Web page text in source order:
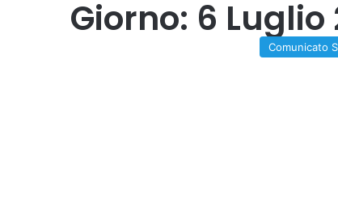
Giorno: 6 Luglio
Comunicato